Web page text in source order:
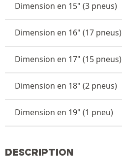
Dimension en 15" (3 pneus)
Dimension en 16" (17 pneus)
Dimension en 17" (15 pneus)
Dimension en 18" (2 pneus)
Dimension en 19" (1 pneu)
DESCRIPTION